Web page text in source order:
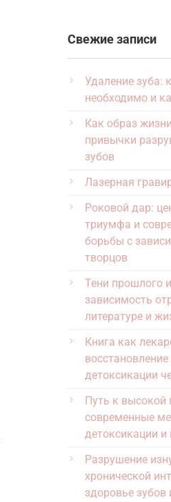
Свежие записи
Удаление зуба:
необходимо и
Как образ
привычки
зубов
Лазерная
Роковой дар:
триумфа и
борьбы с
творцов
Тени прошлого
зависимость
литературе и
Книга как
детоксикации
Путь к высокой
современные
детоксикации и
Разрушение
хронической
здоровье зубов